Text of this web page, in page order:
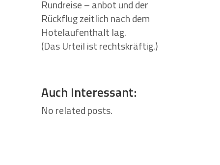
Rundreise – anbot und der
Rückflug zeitlich nach dem
Hotelaufenthalt lag.
(Das Urteil ist rechtskräftig.)
Auch Interessant:
No related posts.